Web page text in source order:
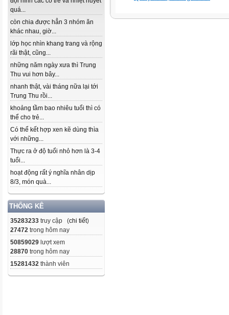
quá...
còn chia được hẳn 3 nhóm ăn
khác nhau, giờ...
lớp học nhìn khang trang và rộng
rãi thật, cũng...
những năm ngày xưa thì Trung
Thu vui hơn bây...
nhanh thật, vài tháng nữa lại tới
Trung Thu rồi...
khoảng tầm bao nhiêu tuổi thì có
thể cho trẻ...
Có thể kết hợp xen kẽ dùng thìa
với những...
Thực ra ở độ tuổi nhỏ hơn là 3-4
tuổi...
hoạt động rất ý nghĩa nhân dịp
8/3, món quà...
THỐNG KÊ
35283233 truy cập (chi tiết)
27472 trong hôm nay
50859029 lượt xem
28870 trong hôm nay
15281432 thành viên